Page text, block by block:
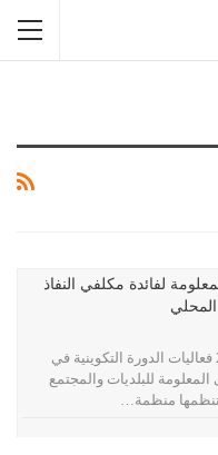
لفائدة مكلفي النفاذ
المحلي
انطلقت صباح اليوم الإربعاء 12 فيفري 2020 فعاليات الدورة التكوينية في
المعلومة للبلديات والمجتمع
تنظمها منظمة…